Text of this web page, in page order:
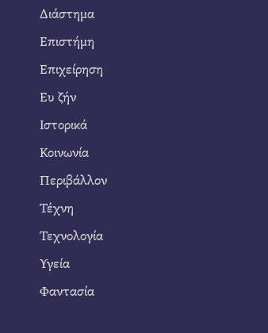
Διάστημα
Επιστήμη
Επιχείρηση
Ευ ζήν
Ιστορικά
Κοινωνία
Περιβάλλον
Τέχνη
Τεχνολογία
Υγεία
Φαντασία